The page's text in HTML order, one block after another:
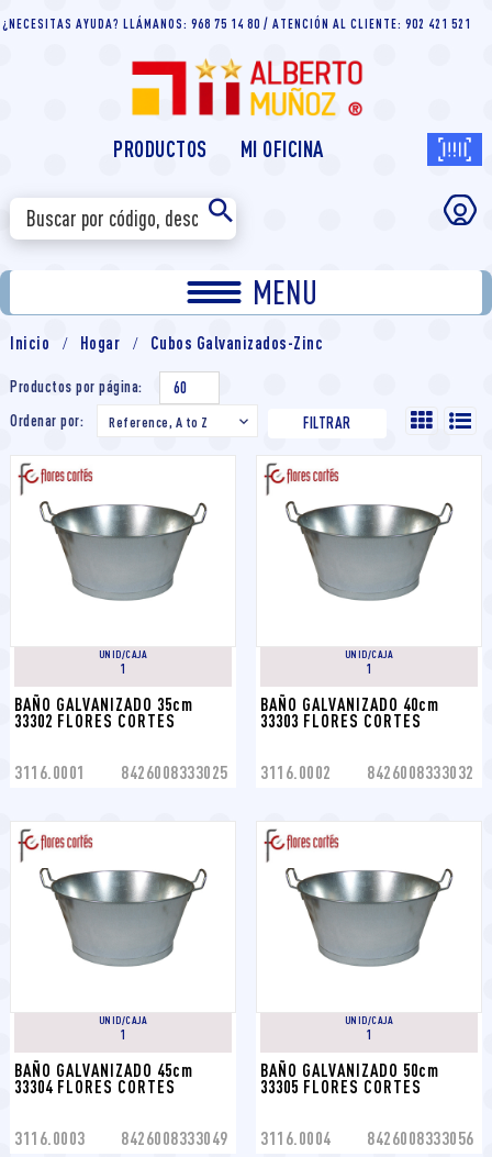
¿NECESITAS AYUDA? LLÁMANOS: 968 75 14 80 / ATENCIÓN AL CLIENTE: 902 421 521
PRODUCTOS MI OFICINA
MENU
Inicio Hogar Cubos Galvanizados-Zinc
Productos por página:
60
Ordenar por:
Reference, A to Z  FILTRAR
UNID/CAJA
1
BAÑO GALVANIZADO 35cm
33302 FLORES CORTES
3116.0001 8426008333025
UNID/CAJA
1
BAÑO GALVANIZADO 40cm
33303 FLORES CORTES
3116.0002 8426008333032
UNID/CAJA
1
BAÑO GALVANIZADO 45cm
33304 FLORES CORTES
3116.0003 8426008333049
UNID/CAJA
1
BAÑO GALVANIZADO 50cm
33305 FLORES CORTES
3116.0004 8426008333056